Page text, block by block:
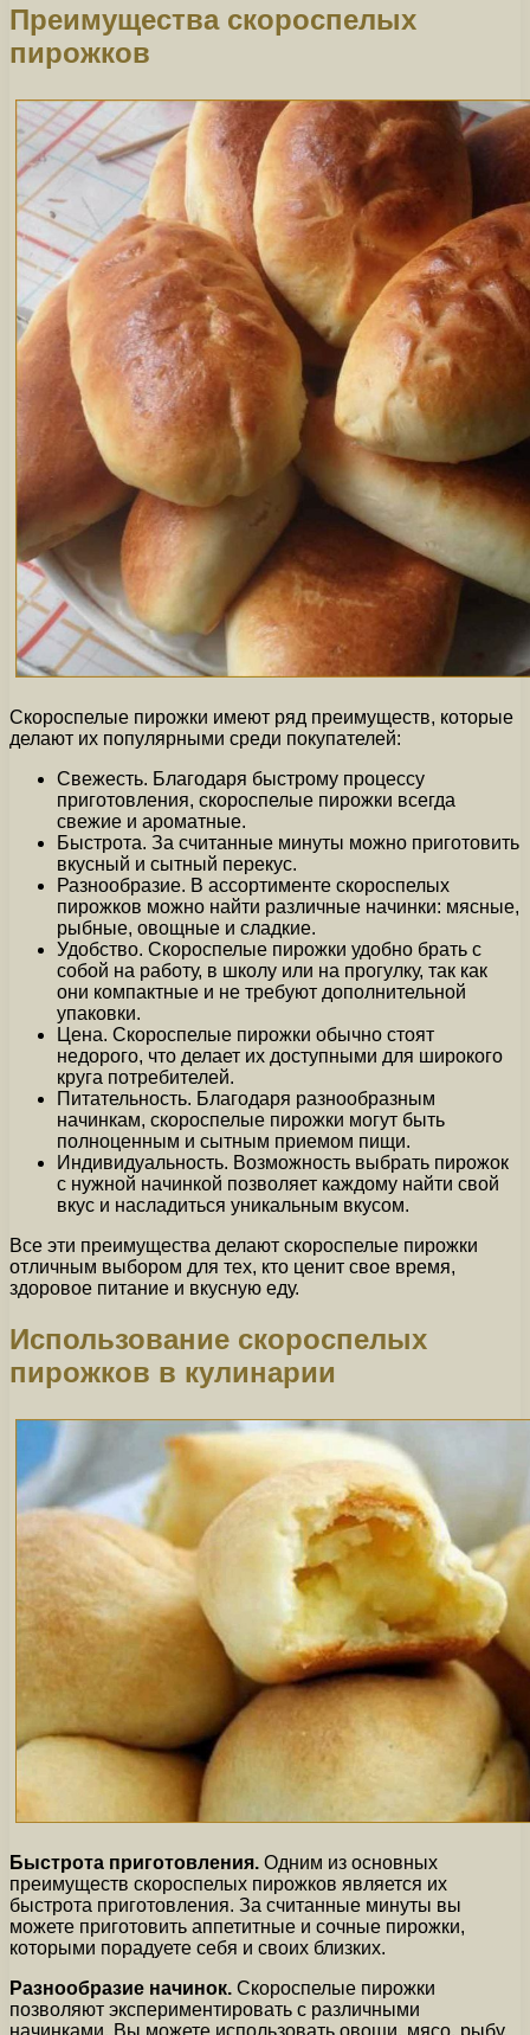
Преимущества скороспелых
пирожков
Скороспелые пирожки имеют ряд преимуществ, которые
делают их популярными среди покупателей:
Свежесть. Благодаря быстрому процессу
приготовления, скороспелые пирожки всегда
свежие и ароматные.
Быстрота. За считанные минуты можно приготовить
вкусный и сытный перекус.
Разнообразие. В ассортименте скороспелых
пирожков можно найти различные начинки: мясные,
рыбные, овощные и сладкие.
Удобство. Скороспелые пирожки удобно брать с
собой на работу, в школу или на прогулку, так как
они компактные и не требуют дополнительной
упаковки.
Цена. Скороспелые пирожки обычно стоят
недорого, что делает их доступными для широкого
круга потребителей.
Питательность. Благодаря разнообразным
начинкам, скороспелые пирожки могут быть
полноценным и сытным приемом пищи.
Индивидуальность. Возможность выбрать пирожок
с нужной начинкой позволяет каждому найти свой
вкус и насладиться уникальным вкусом.
Все эти преимущества делают скороспелые пирожки
отличным выбором для тех, кто ценит свое время,
здоровое питание и вкусную еду.
Использование скороспелых
пирожков в кулинарии
Быстрота приготовления. Одним из основных
преимуществ скороспелых пирожков является их
быстрота приготовления. За считанные минуты вы
можете приготовить аппетитные и сочные пирожки,
которыми порадуете себя и своих близких.
Разнообразие начинок. Скороспелые пирожки
позволяют экспериментировать с различными